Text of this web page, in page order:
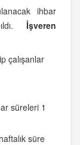
ihbar
İşveren
çalışanlar
süreleri 1
süre